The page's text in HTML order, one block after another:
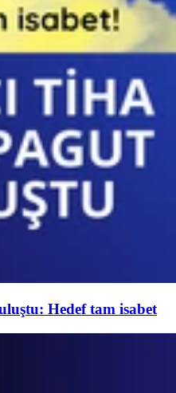
Hedef tam isabet